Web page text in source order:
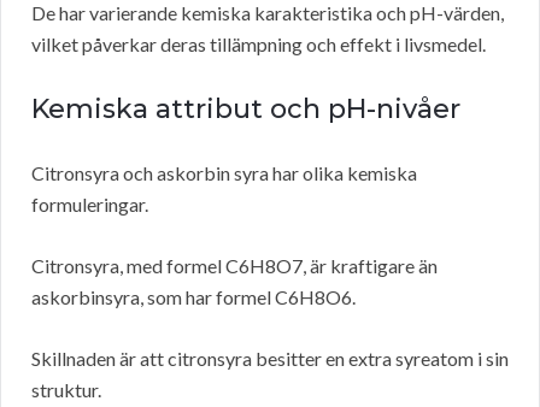
De har varierande kemiska karakteristika och pH-värden,
vilket påverkar deras tillämpning och effekt i livsmedel.
Kemiska attribut och pH-nivåer
Citronsyra och askorbin syra har olika kemiska
formuleringar.
Citronsyra, med formel C6H8O7, är kraftigare än
askorbinsyra, som har formel C6H8O6.
Skillnaden är att citronsyra besitter en extra syreatom i sin
struktur.